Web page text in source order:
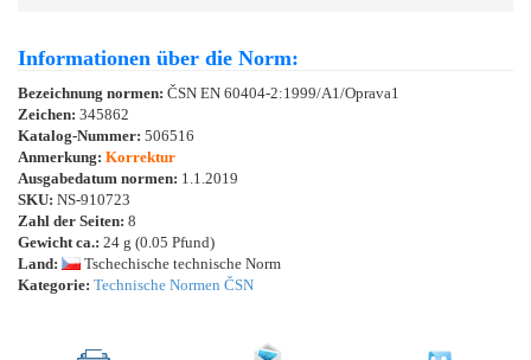
Informationen über die Norm:
Bezeichnung normen: ČSN EN 60404-2:1999/A1/Oprava1
Zeichen: 345862
Katalog-Nummer: 506516
Anmerkung: Korrektur
Ausgabedatum normen: 1.1.2019
SKU: NS-910723
Zahl der Seiten: 8
Gewicht ca.: 24 g (0.05 Pfund)
Land:
Tschechische technische Norm
Kategorie: Technische Normen ČSN